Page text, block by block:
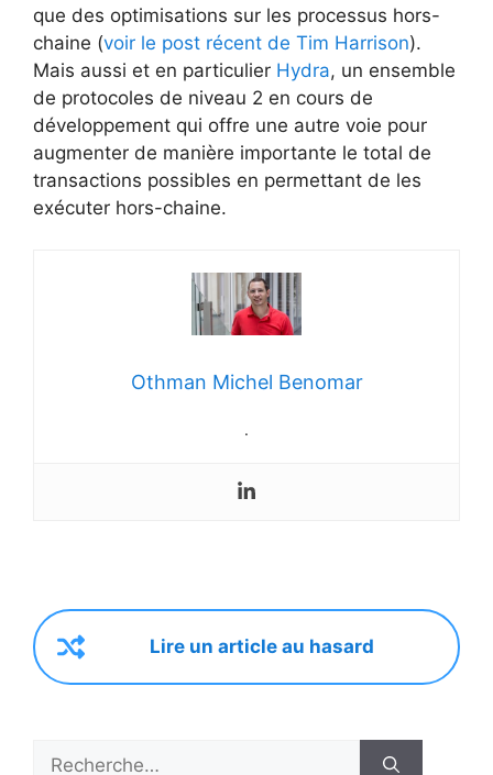
que des optimisations sur les processus hors-
chaine (voir le post récent de Tim Harrison).
Mais aussi et en particulier Hydra, un ensemble
de protocoles de niveau 2 en cours de
développement qui offre une autre voie pour
augmenter de manière importante le total de
transactions possibles en permettant de les
exécuter hors-chaine.
Othman Michel Benomar
.
Lire un article au hasard